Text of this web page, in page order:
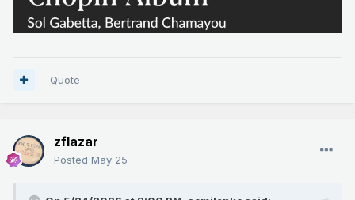
Quote
zflazar
Posted May 25